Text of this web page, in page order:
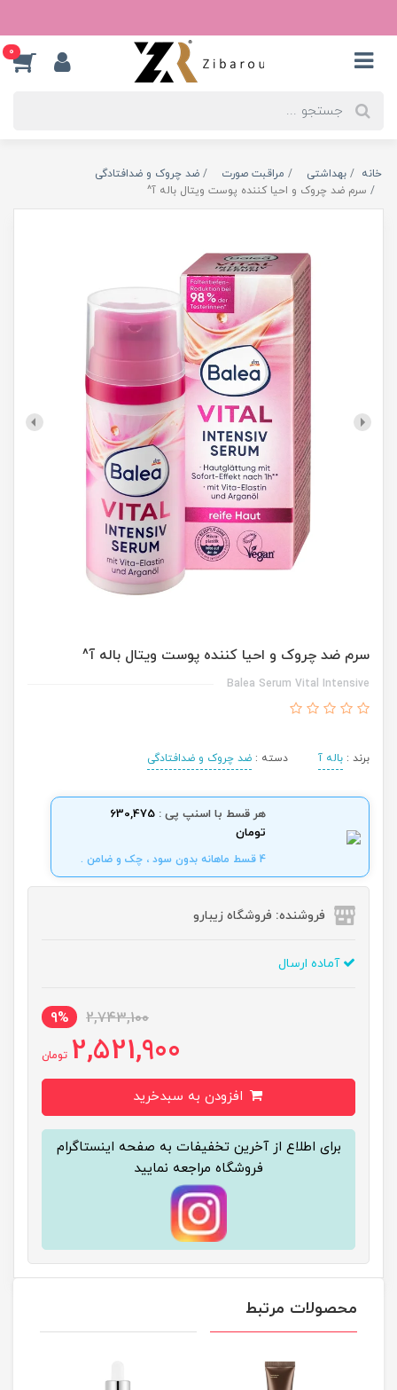
0
خانه بهداشتی مراقبت صورت
ضد چروک و ضدافتادگی
سرم ضد چروک و احیا کننده پوست ویتال باله آ^
سرم ضد چروک و احیا کننده پوست ویتال باله آ^
Balea Serum Vital Intensive
برند : باله آ دسته : ضد چروک و ضدافتادگی
هر قسط با اسنپ پی : 630,475
تومان
4 قسط ماهانه بدون سود ، چک و ضامن .
فروشنده: فروشگاه زیبارو
آماده ارسال
2,743,100
9%
2,521,900 تومان
برای اطلاع از آخرین تخفیفات به صفحه اینستاگرام
فروشگاه مراجعه نمایید
محصولات مرتبط